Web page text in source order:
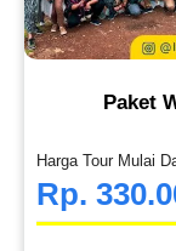
Paket
Harga Tour Mulai
Rp.